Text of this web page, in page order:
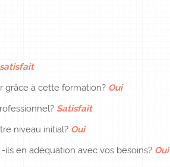
satisfait
grâce à cette formation? Oui
Satisfait
niveau initial? Oui
en adéquation avec vos besoins? Oui